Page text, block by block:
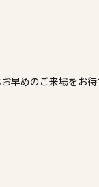
早めのご来場をお